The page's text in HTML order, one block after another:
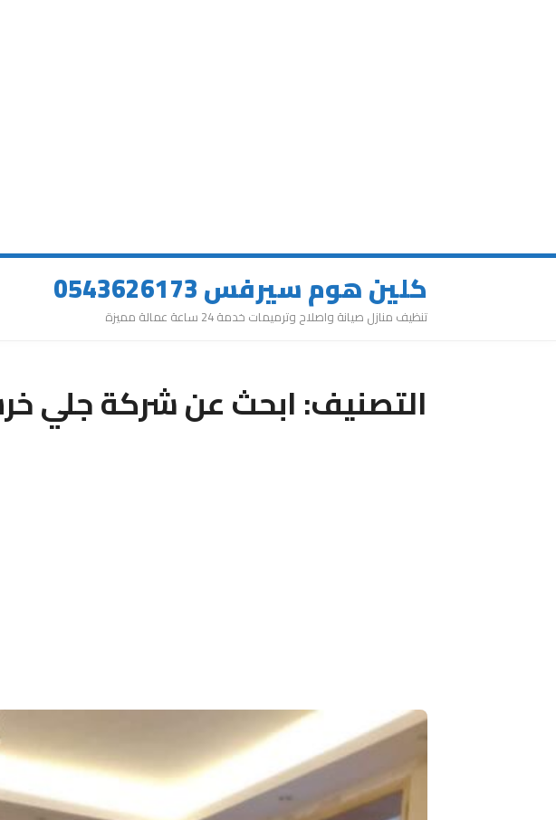
كلين هوم سيرفس 0543626173
تنظيف منازل صيانة واصلاح وترميمات خدمة 24 ساعة عمالة مميزة
التصنيف:ابحث عن شركة جلي